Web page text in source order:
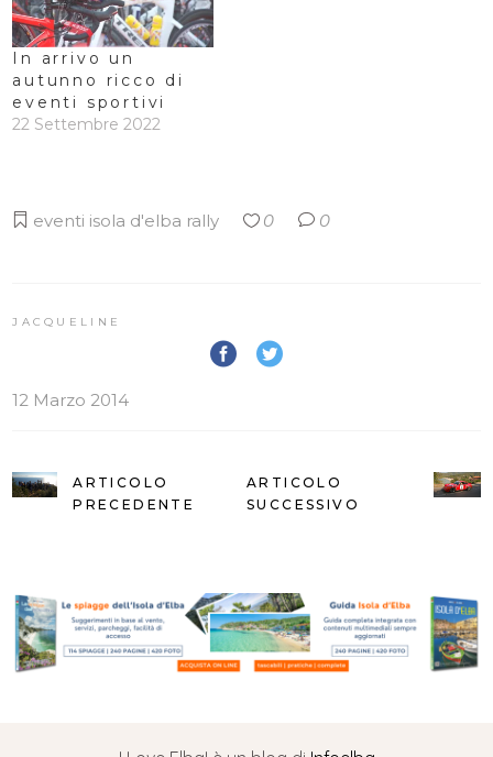
In arrivo un
autunno ricco di
eventi sportivi
22 Settembre 2022
eventi isola d'elba rally 0 0
JACQUELINE
12 Marzo 2014
ARTICOLO
PRECEDENTE
ARTICOLO
SUCCESSIVO